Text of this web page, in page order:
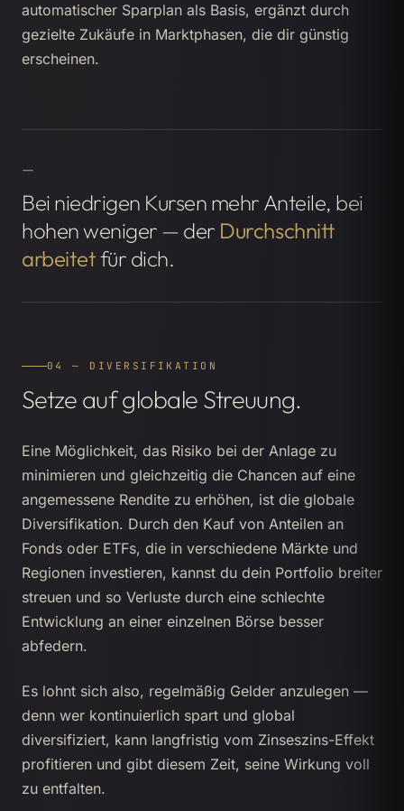
automatischer Sparplan als Basis, ergänzt durch
gezielte Zukäufe in Marktphasen, die dir günstig
erscheinen.
Bei niedrigen Kursen mehr Anteile, bei
hohen weniger — der Durchschnitt
arbeitetfür dich.
04 — DIVERSIFIKATION
Setze auf globale Streuung.
Eine Möglichkeit, das Risiko bei der Anlage zu
minimieren und gleichzeitig die Chancen auf eine
angemessene Rendite zu erhöhen, ist die globale
Diversifikation. Durch den Kauf von Anteilen an
Fonds oder ETFs, die in verschiedene Märkte und
Regionen investieren, kannst du dein Portfolio breiter
streuen und so Verluste durch eine schlechte
Entwicklung an einer einzelnen Börse besser
abfedern.
Es lohnt sich also, regelmäßig Gelder anzulegen —
denn wer kontinuierlich spart und global
diversifiziert, kann langfristig vom Zinseszins-Effekt
profitieren und gibt diesem Zeit, seine Wirkung voll
zu entfalten.